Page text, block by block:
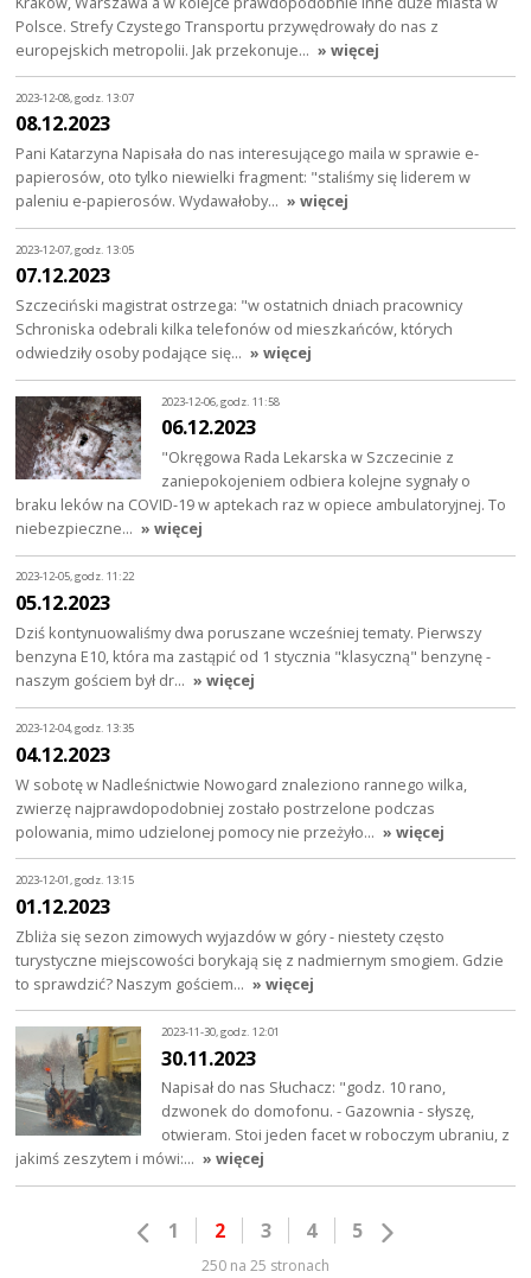
Polsce. Strefy Czystego Transportu przywędrowały do nas z
europejskich metropolii. Jak przekonuje… » więcej
2023-12-08, godz. 13:07
08.12.2023
Pani Katarzyna Napisała do nas interesującego maila w sprawie e-
papierosów, oto tylko niewielki fragment: "staliśmy się liderem w
paleniu e-papierosów. Wydawałoby… » więcej
2023-12-07, godz. 13:05
07.12.2023
Szczeciński magistrat ostrzega: "w ostatnich dniach pracownicy
Schroniska odebrali kilka telefonów od mieszkańców, których
odwiedziły osoby podające się… » więcej
2023-12-06, godz. 11:58
06.12.2023
"Okręgowa Rada Lekarska w Szczecinie z
zaniepokojeniem odbiera kolejne sygnały o
braku leków na COVID-19 w aptekach raz w opiece ambulatoryjnej. To
niebezpieczne… » więcej
2023-12-05, godz. 11:22
05.12.2023
Dziś kontynuowaliśmy dwa poruszane wcześniej tematy. Pierwszy
benzyna E10, która ma zastąpić od 1 stycznia "klasyczną" benzynę -
naszym gościem był dr… » więcej
2023-12-04, godz. 13:35
04.12.2023
W sobotę w Nadleśnictwie Nowogard znaleziono rannego wilka,
zwierzę najprawdopodobniej zostało postrzelone podczas
polowania, mimo udzielonej pomocy nie przeżyło… » więcej
2023-12-01, godz. 13:15
01.12.2023
Zbliża się sezon zimowych wyjazdów w góry - niestety często
turystyczne miejscowości borykają się z nadmiernym smogiem. Gdzie
to sprawdzić? Naszym gościem… » więcej
2023-11-30, godz. 12:01
30.11.2023
Napisał do nas Słuchacz: "godz. 10 rano,
dzwonek do domofonu. - Gazownia - słyszę,
otwieram. Stoi jeden facet w roboczym ubraniu, z
jakimś zeszytem i mówi:… » więcej
1 2 3 4 5
250 na 25 stronach